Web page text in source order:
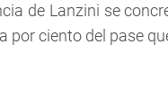
de Lanzini se
por ciento del pase